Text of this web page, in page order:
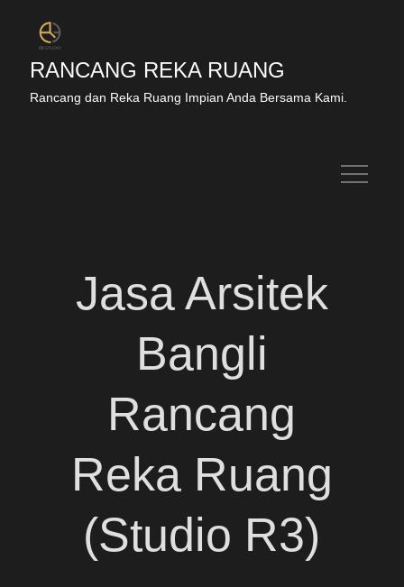
RANCANG REKA RUANG
Rancang dan Reka Ruang Impian Anda Bersama Kami.
Jasa Arsitek
Bangli
Rancang
Reka Ruang
(Studio R3)